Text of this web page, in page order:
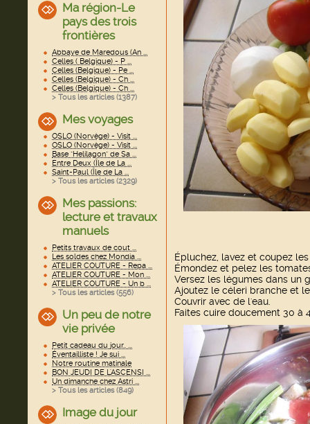
Ma région-Le
pays des trois
frontières
Abbaye de Maredous (An ...
Celles ( Belgique) - P ...
Celles (Belgique) - Pe ...
Celles (Belgique) - Ch ...
Celles (Belgique) - Ch ...
> Tous les articles (1387)
Mes voyages
OSLO (Norvège) - Visit ...
OSLO (Norvège) - Visit ...
Base "Helilagon" de Sa ...
Entre Deux (Île de La ...
Saint-Paul (Île de La ...
> Tous les articles (2329)
Mes passions:
lecture et travaux
manuels
Petits travaux de cout ...
Les soldes chez Mondia ...
ATELIER COUTURE - Repa ...
ATELIER COUTURE - Mon ...
ATELIER COUTURE - Un b ...
> Tous les articles (556)
Un peu de notre
vie privée
Petit cadeau du jour.. ...
Éventailliste ! Je sui ...
Notre routine matinale
BON JEUDI DE L'ASCENSI ...
Un dimanche chez Astri ...
> Tous les articles (849)
Image du jour
Épluchez, lavez et coupez
Émondez et pelez les
Versez les légumes dans un
Ajoutez le céleri branche et
Couvrir avec de l'eau.
Faites cuire doucement 30 à